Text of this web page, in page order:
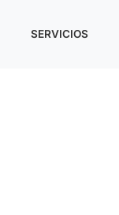
SERVICIOS